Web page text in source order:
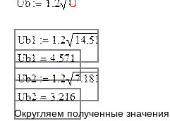
Округляем полученные